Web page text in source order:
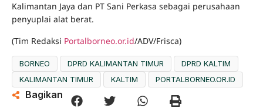
Kalimantan Jaya dan PT Sani Perkasa sebagai perusahaan
penyuplai alat berat.
(Tim Redaksi Portalborneo.or.id/ADV/Frisca)
BORNEO DPRD KALIMANTAN TIMUR
DPRD KALTIM
KALIMANTAN TIMUR
KALTIM PORTALBORNEO.OR.ID
Bagikan